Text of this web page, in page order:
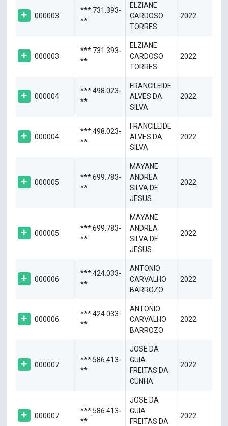
000003
***.731.393-
**
ELZIANE
CARDOSO
TORRES
2022
000003
***.731.393-
**
ELZIANE
CARDOSO
TORRES
2022
000004
***.498.023-
**
FRANCILEIDE
ALVES DA
SILVA
2022
000004
***.498.023-
**
FRANCILEIDE
ALVES DA
SILVA
2022
000005
***.699.783-
**
MAYANE
ANDREA
SILVA DE
JESUS
2022
000005
***.699.783-
**
MAYANE
ANDREA
SILVA DE
JESUS
2022
000006
***.424.033-
**
ANTONIO
CARVALHO
BARROZO
2022
000006
***.424.033-
**
ANTONIO
CARVALHO
BARROZO
2022
000007
***.586.413-
**
JOSE DA
GUIA
FREITAS DA
CUNHA
2022
000007
***.586.413-
**
JOSE DA
GUIA
FREITAS DA
2022